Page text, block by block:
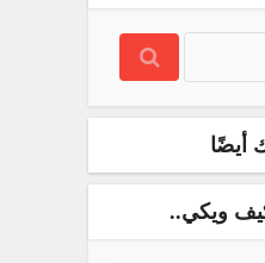
أيضًا
ويكي..